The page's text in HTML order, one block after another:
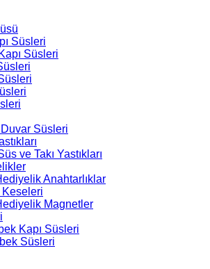
Süsleri
Süsleri
Süsleri
ve Takı Yastıkları
Anahtarlıklar
Keseleri
Magnetler
Kapı Süsleri
Süsleri